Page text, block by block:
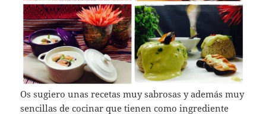
Os sugiero unas recetas muy sabrosas y además muy
sencillas de cocinar que tienen como ingrediente